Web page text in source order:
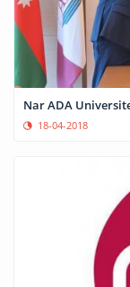
Nar ADA
18-04-2018